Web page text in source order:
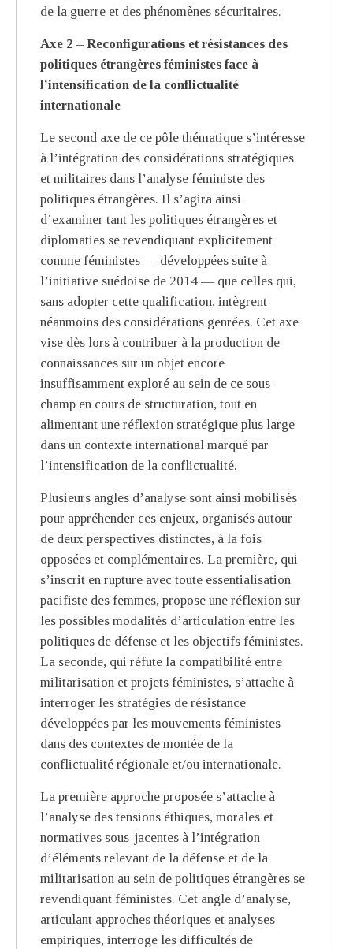
de la guerre et des phénomènes sécuritaires.
Axe 2 – Reconfigurations et résistances des
politiques étrangères féministes face à
l’intensification de la conflictualité
internationale
Le second axe de ce pôle thématique s’intéresse
à l’intégration des considérations stratégiques
et militaires dans l’analyse féministe des
politiques étrangères. Il s’agira ainsi
d’examiner tant les politiques étrangères et
diplomaties se revendiquant explicitement
comme féministes — développées suite à
l’initiative suédoise de 2014 — que celles qui,
sans adopter cette qualification, intègrent
néanmoins des considérations genrées. Cet axe
vise dès lors à contribuer à la production de
connaissances sur un objet encore
insuffisamment exploré au sein de ce sous-
champ en cours de structuration, tout en
alimentant une réflexion stratégique plus large
dans un contexte international marqué par
l’intensification de la conflictualité.
Plusieurs angles d’analyse sont ainsi mobilisés
pour appréhender ces enjeux, organisés autour
de deux perspectives distinctes, à la fois
opposées et complémentaires. La première, qui
s’inscrit en rupture avec toute essentialisation
pacifiste des femmes, propose une réflexion sur
les possibles modalités d’articulation entre les
politiques de défense et les objectifs féministes.
La seconde, qui réfute la compatibilité entre
militarisation et projets féministes, s’attache à
interroger les stratégies de résistance
développées par les mouvements féministes
dans des contextes de montée de la
conflictualité régionale et/ou internationale.
La première approche proposée s’attache à
l’analyse des tensions éthiques, morales et
normatives sous-jacentes à l’intégration
d’éléments relevant de la défense et de la
militarisation au sein de politiques étrangères se
revendiquant féministes. Cet angle d’analyse,
articulant approches théoriques et analyses
empiriques, interroge les difficultés de